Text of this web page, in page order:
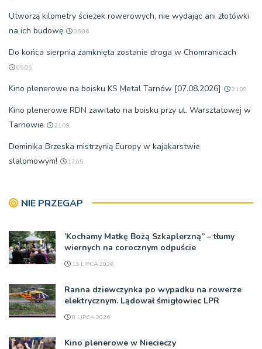
Utworzą kilometry ścieżek rowerowych, nie wydając ani złotówki
na ich budowę
06:06
Do końca sierpnia zamknięta zostanie droga w Chomranicach
05:05
Kino plenerowe na boisku KS Metal Tarnów [07.08.2026] 21:09
Kino plenerowe RDN zawitało na boisku przy ul. Warsztatowej w
Tarnowie
21:09
Dominika Brzeska mistrzynią Europy w kajakarstwie
slalomowym!
17:05
NIE PRZEGAP
’Kochamy Matkę Bożą Szkaplerzną” – tłumy
wiernych na corocznym odpuście
13 LIPCA 2026
Ranna dziewczynka po wypadku na rowerze
elektrycznym. Lądował śmigłowiec LPR
8 LIPCA 2026
Kino plenerowe w Niecieczy